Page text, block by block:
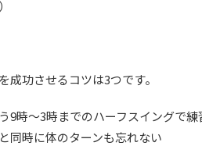
成功させるコツは3つです。
9時～3時までのハーフスイングで練
同時に体のターンも忘れない